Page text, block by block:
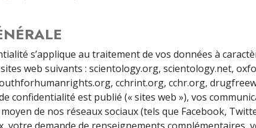
Apporter la Scientologie au monde
entier
Tous unis pour les
La Commission des
Droits de l’Homme
s’applique au traitement de vos données à
web suivants : scientology.org, scientology.net,
cchrint.org, cchr.org,
confidentialité est publié (« sites web »), vos
de nos réseaux sociaux (tels que Facebook,